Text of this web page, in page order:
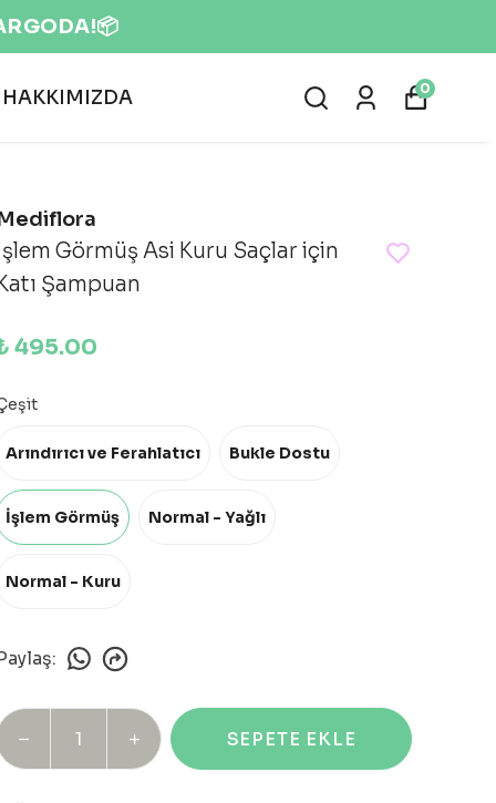
HAKKIMIZDA 0
Görmüş Asi Kuru Saçlar için
Şampuan
495.00
Arındırıcı ve Ferahlatıcı Bukle Dostu
İşlem Görmüş Normal - Yağlı
Normal - Kuru
:
SEPETE EKLE